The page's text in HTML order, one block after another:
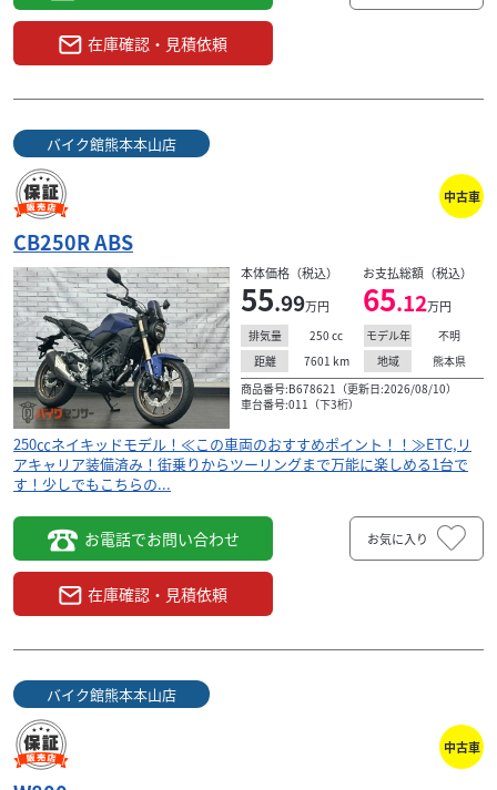
在庫確認・見積依頼
バイク館熊本本山店
中古車
CB250R ABS
本体価格（税込）
55.99万円
お支払総額（税込）
65.12万円
排気量 250 cc モデル年
不明
距離
7601 km 地域
熊本県
商品番号:B678621（更新日:2026/08/10）
車台番号:011（下3桁）
250㏄ネイキッドモデル！≪この車両のおすすめポイント！！≫ETC,リ
アキャリア装備済み！街乗りからツーリングまで万能に楽しめる1台で
す！少しでもこちらの...
お電話でお問い合わせ
在庫確認・見積依頼
お気に入り
バイク館熊本本山店
中古車